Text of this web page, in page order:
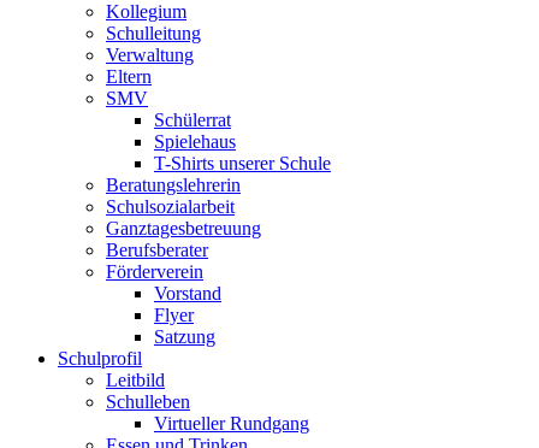
Kollegium
Schulleitung
Verwaltung
Eltern
SMV
Schülerrat
Spielehaus
T-Shirts unserer Schule
Beratungslehrerin
Schulsozialarbeit
Ganztagesbetreuung
Berufsberater
Förderverein
Vorstand
Flyer
Satzung
Schulprofil
Leitbild
Schulleben
Virtueller Rundgang